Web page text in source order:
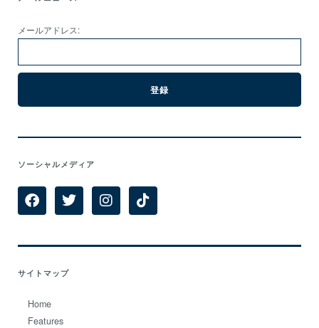
メールアドレス:
ソーシャルメディア
サイトマップ
Home
Features